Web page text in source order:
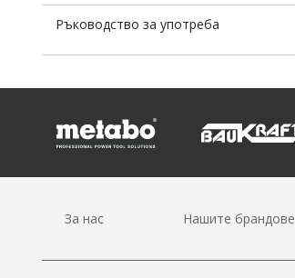
Ръководство за употреба
За нас Нашите брандове